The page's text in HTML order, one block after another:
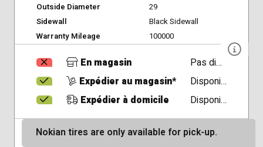
Outside Diameter
29
Sidewall
Black Sidewall
Warranty Mileage
100000
En magasin
Pas disponible
Expédier au magasin*
Disponible
Expédier à domicile
Disponible
Nokian tires are only available for pick-up.